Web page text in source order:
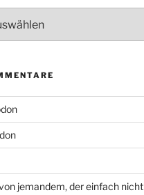
jemandem, der einfach nicht